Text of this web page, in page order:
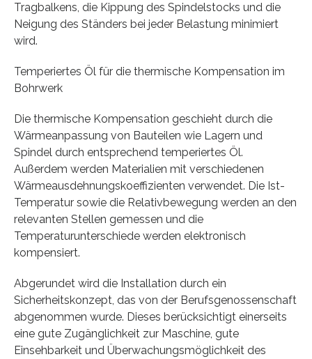
Tragbalkens, die Kippung des Spindelstocks und die
Neigung des Ständers bei jeder Belastung minimiert
wird.
Temperiertes Öl für die thermische Kompensation im
Bohrwerk
Die thermische Kompensation geschieht durch die
Wärmeanpassung von Bauteilen wie Lagern und
Spindel durch entsprechend temperiertes Öl.
Außerdem werden Materialien mit verschiedenen
Wärmeausdehnungskoeffizienten verwendet. Die Ist-
Temperatur sowie die Relativbewegung werden an den
relevanten Stellen gemessen und die
Temperaturunterschiede werden elektronisch
kompensiert.
Abgerundet wird die Installation durch ein
Sicherheitskonzept, das von der Berufsgenossenschaft
abgenommen wurde. Dieses berücksichtigt einerseits
eine gute Zugänglichkeit zur Maschine, gute
Einsehbarkeit und Überwachungsmöglichkeit des